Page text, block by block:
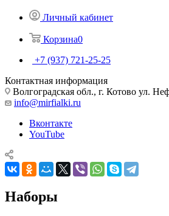
Личный кабинет
Корзина0
+7 (937) 721-25-25
Контактная информация
Волгоградская обл., г. Котово ул.
info@mirfialki.ru
Вконтакте
YouTube
Наборы